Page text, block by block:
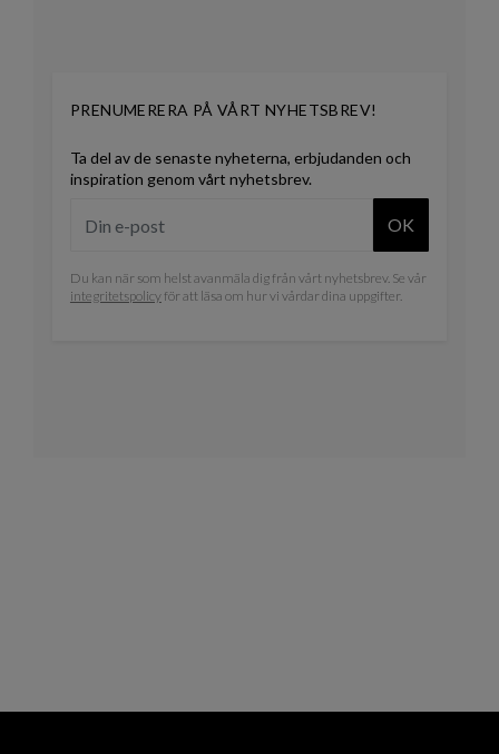
PRENUMERERA PÅ VÅRT NYHETSBREV!
Ta del av de senaste nyheterna, erbjudanden och
inspiration genom vårt nyhetsbrev.
OK
Du kan när som helst avanmäla dig från vårt nyhetsbrev. Se vår
integritetspolicyför att läsa om hur vi vårdar dina uppgifter.